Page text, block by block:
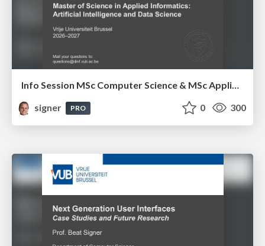
Info Session MSc Computer Science & MSc Applied Informatics
signer
PRO 0 300